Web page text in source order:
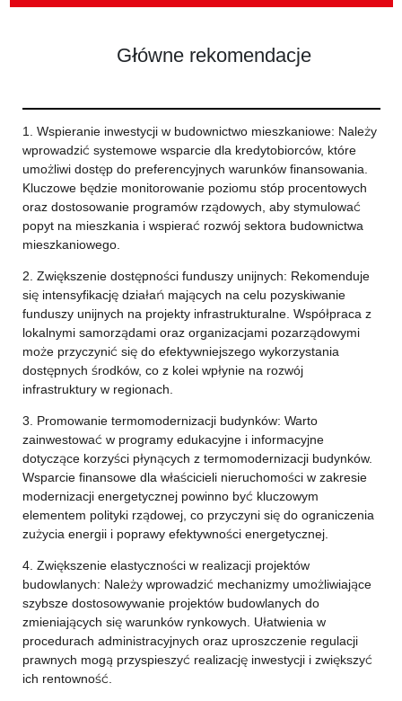
Główne rekomendacje
1. Wspieranie inwestycji w budownictwo mieszkaniowe: Należy
wprowadzić systemowe wsparcie dla kredytobiorców, które
umożliwi dostęp do preferencyjnych warunków finansowania.
Kluczowe będzie monitorowanie poziomu stóp procentowych
oraz dostosowanie programów rządowych, aby stymulować
popyt na mieszkania i wspierać rozwój sektora budownictwa
mieszkaniowego.
2. Zwiększenie dostępności funduszy unijnych: Rekomenduje
się intensyfikację działań mających na celu pozyskiwanie
funduszy unijnych na projekty infrastrukturalne. Współpraca z
lokalnymi samorządami oraz organizacjami pozarządowymi
może przyczynić się do efektywniejszego wykorzystania
dostępnych środków, co z kolei wpłynie na rozwój
infrastruktury w regionach.
3. Promowanie termomodernizacji budynków: Warto
zainwestować w programy edukacyjne i informacyjne
dotyczące korzyści płynących z termomodernizacji budynków.
Wsparcie finansowe dla właścicieli nieruchomości w zakresie
modernizacji energetycznej powinno być kluczowym
elementem polityki rządowej, co przyczyni się do ograniczenia
zużycia energii i poprawy efektywności energetycznej.
4. Zwiększenie elastyczności w realizacji projektów
budowlanych: Należy wprowadzić mechanizmy umożliwiające
szybsze dostosowywanie projektów budowlanych do
zmieniających się warunków rynkowych. Ułatwienia w
procedurach administracyjnych oraz uproszczenie regulacji
prawnych mogą przyspieszyć realizację inwestycji i zwiększyć
ich rentowność.